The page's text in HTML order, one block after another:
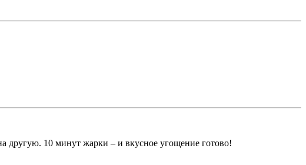
другую. 10 минут жарки – и вкусное угощение готово!